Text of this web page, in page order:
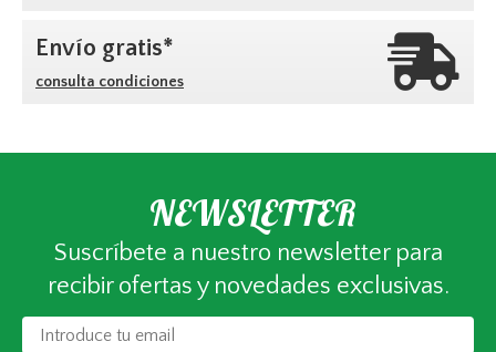
Envío gratis*
consulta condiciones
NEWSLETTER
Suscríbete a nuestro newsletter para
recibir ofertas y novedades exclusivas.